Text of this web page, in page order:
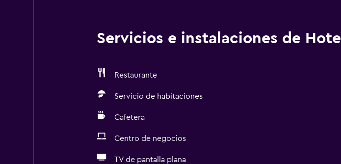
Servicios e instalaciones de Hotel
Restaurante
Servicio de habitaciones
Cafetera
Centro de negocios
TV de pantalla plana